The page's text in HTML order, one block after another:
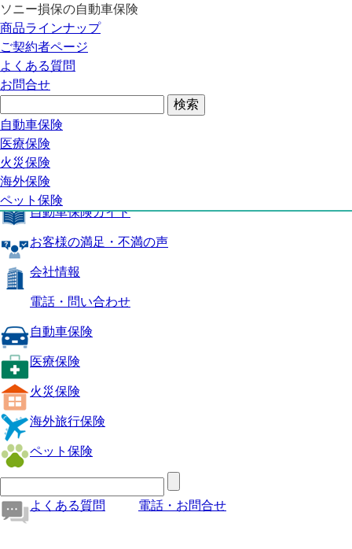
ソニー損保の自動車保険
商品ラインナップ
ご契約者ページ
よくある質問
お問合せ
自動車保険
医療保険
火災保険
海外保険
ペット保険
自動車保険トップ
商品の特長
補償内容
自動車保険ガイド
お客様の満足・不満の声
自動車保険トップ
商品の特長
補償内容
自動車保険ガイド
お客様の満足・不満の声
会社情報
電話・問い合わせ
自動車保険
医療保険
火災保険
海外旅行保険
ペット保険
よくある質問 電話・お問合せ